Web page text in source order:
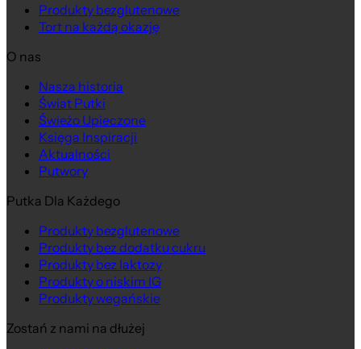
Produkty bezglutenowe
Tort na każdą okazję
O nas
Nasza historia
Świat Putki
Świeżo Upieczone
Księga Inspiracji
Aktualności
Putwory
Putka Dla Każdego
Produkty bezglutenowe
Produkty bez dodatku cukru
Produkty bez laktozy
Produkty o niskim IG
Produkty wegańskie
Zostań z nami na dłużej